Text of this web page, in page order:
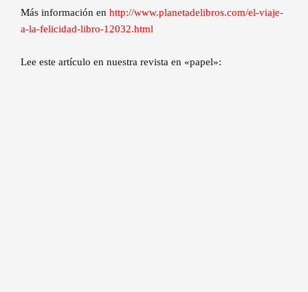
Más información en http://www.planetadelibros.com/el-viaje-
a-la-felicidad-libro-12032.html
Lee este artículo en nuestra revista en «papel»: